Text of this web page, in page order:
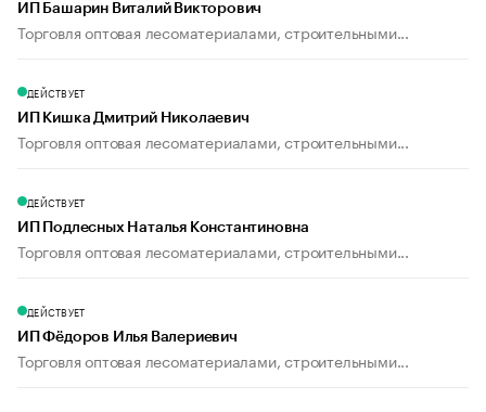
ИП Башарин Виталий Викторович
Торговля оптовая лесоматериалами, строительными...
ДЕЙСТВУЕТ
ИП Кишка Дмитрий Николаевич
Торговля оптовая лесоматериалами, строительными...
ДЕЙСТВУЕТ
ИП Подлесных Наталья Константиновна
Торговля оптовая лесоматериалами, строительными...
ДЕЙСТВУЕТ
ИП Фёдоров Илья Валериевич
Торговля оптовая лесоматериалами, строительными...